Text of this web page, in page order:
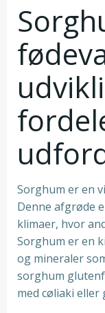
Sorghum er en
Denne afgrøde
klimaer, hvor
Sorghum er en
og mineraler
sorghum
med cøliaki